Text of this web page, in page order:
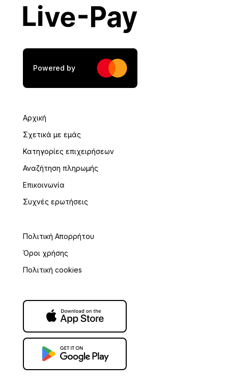
Powered by
Αρχική
Σχετικά με εμάς
Κατηγορίες επιχειρήσεων
Αναζήτηση πληρωμής
Επικοινωνία
Συχνές ερωτήσεις
Πολιτική Απορρήτου
Όροι χρήσης
Πολιτική cookies